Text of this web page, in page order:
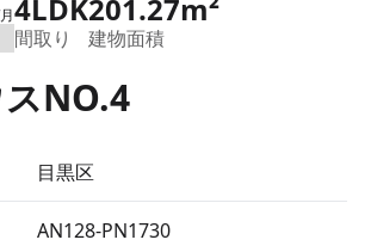
4LDK
間取り
201.27m²
建物面積
NO.4
目黒区
AN128-PN1730